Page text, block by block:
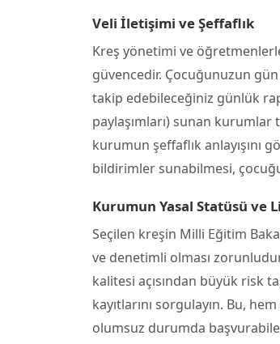
Veli İletişimi ve Şeffaflık
Kreş yönetimi ve
güvencedir. Çocuğunuzun
takip edebileceğiniz günlük
paylaşımları) sunan kurumlar
kurumun şeffaflık anlayışını
bildirimler sunabilmesi,
Kurumun Yasal Statüsü ve
Seçilen kreşin Milli Eğitim
ve denetimli olması
kalitesi açısından büyük risk
kayıtlarını sorgulayın. Bu,
olumsuz durumda